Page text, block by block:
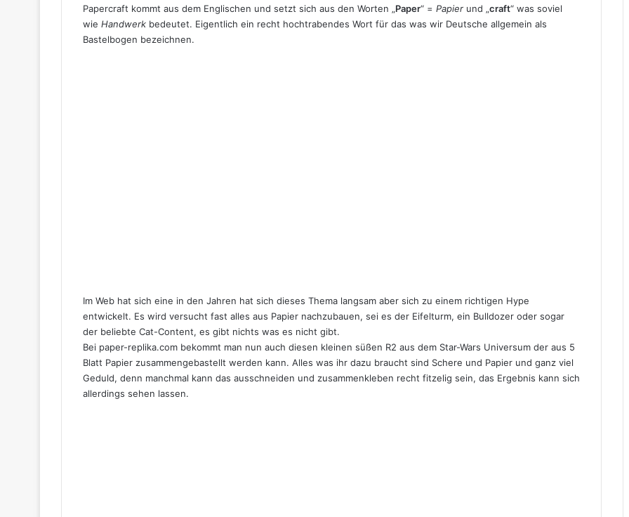
Papercraft kommt aus dem Englischen und setzt sich aus den Worten „Paper“ = Papier und „craft“ was soviel
wie Handwerk bedeutet. Eigentlich ein recht hochtrabendes Wort für das was wir Deutsche allgemein als
Bastelbogen bezeichnen.
Im Web hat sich eine in den Jahren hat sich dieses Thema langsam aber sich zu einem richtigen Hype
entwickelt. Es wird versucht fast alles aus Papier nachzubauen, sei es der Eifelturm, ein Bulldozer oder sogar
der beliebte Cat-Content, es gibt nichts was es nicht gibt.
Bei paper-replika.com bekommt man nun auch diesen kleinen süßen R2 aus dem Star-Wars Universum der aus 5
Blatt Papier zusammengebastellt werden kann. Alles was ihr dazu braucht sind Schere und Papier und ganz viel
Geduld, denn manchmal kann das ausschneiden und zusammenkleben recht fitzelig sein, das Ergebnis kann sich
allerdings sehen lassen.